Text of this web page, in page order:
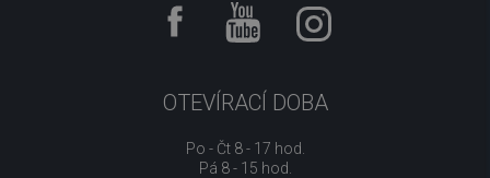
OTEVÍRACÍ DOBA
Po - Čt 8 - 17 hod.
Pá 8 - 15 hod.